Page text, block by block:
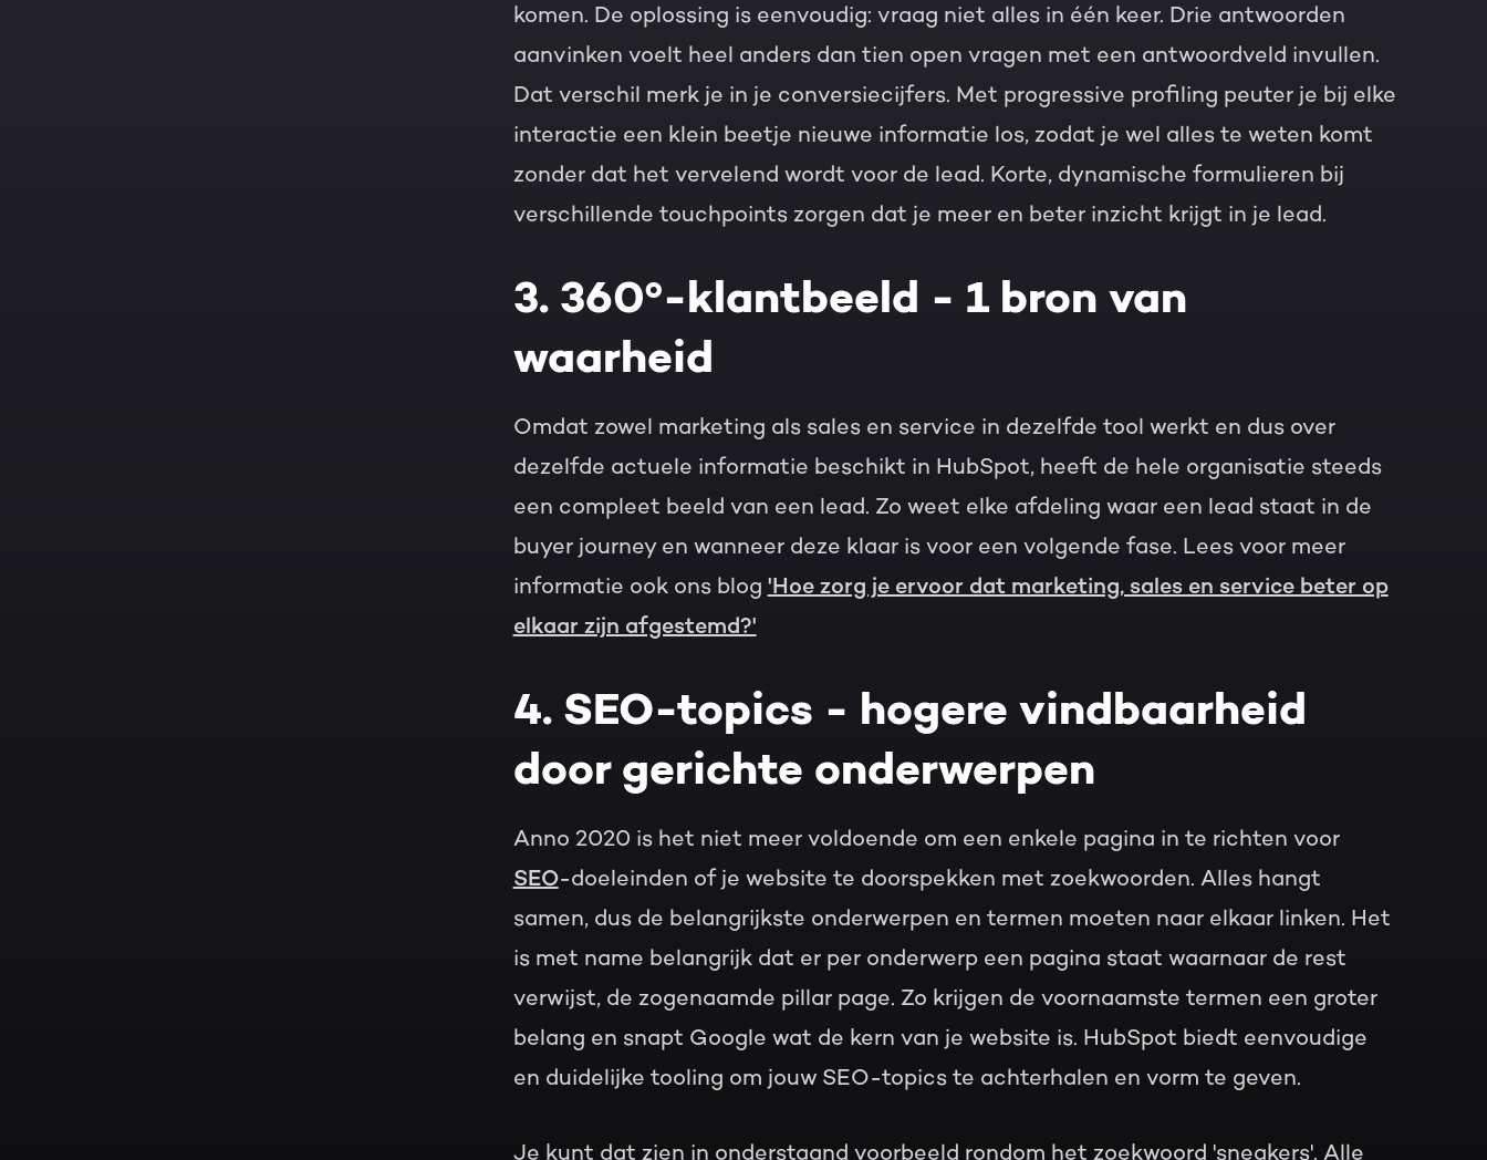
komen. De oplossing is eenvoudig: vraag niet alles in één keer. Drie antwoorden
aanvinken voelt heel anders dan tien open vragen met een antwoordveld invullen.
Dat verschil merk je in je conversiecijfers. Met progressive profiling peuter je bij elke
interactie een klein beetje nieuwe informatie los, zodat je wel alles te weten komt
zonder dat het vervelend wordt voor de lead. Korte, dynamische formulieren bij
verschillende touchpoints zorgen dat je meer en beter inzicht krijgt in je lead.
3. 360º-klantbeeld - 1 bron van
waarheid
Omdat zowel marketing als sales en service in dezelfde tool werkt en dus over
dezelfde actuele informatie beschikt in HubSpot, heeft de hele organisatie steeds
een compleet beeld van een lead. Zo weet elke afdeling waar een lead staat in de
buyer journey en wanneer deze klaar is voor een volgende fase. Lees voor meer
informatie ook ons blog 'Hoe zorg je ervoor dat marketing, sales en service beter op
elkaar zijn afgestemd?'
4. SEO-topics - hogere vindbaarheid
door gerichte onderwerpen
Anno 2020 is het niet meer voldoende om een enkele pagina in te richten voor
SEO-doeleinden of je website te doorspekken met zoekwoorden. Alles hangt
samen, dus de belangrijkste onderwerpen en termen moeten naar elkaar linken. Het
is met name belangrijk dat er per onderwerp een pagina staat waarnaar de rest
verwijst, de zogenaamde pillar page. Zo krijgen de voornaamste termen een groter
belang en snapt Google wat de kern van je website is. HubSpot biedt eenvoudige
en duidelijke tooling om jouw SEO-topics te achterhalen en vorm te geven.
Je kunt dat zien in onderstaand voorbeeld rondom het zoekwoord 'sneakers'. Alle